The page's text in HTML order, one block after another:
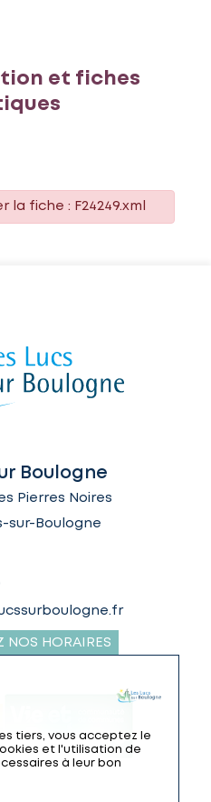
et fiches
la fiche : F24249.xml
Boulogne
Pierres Noires
sur-Boulogne
NOS HORAIRES
tiers, vous acceptez le
et l'utilisation de
à leur bon